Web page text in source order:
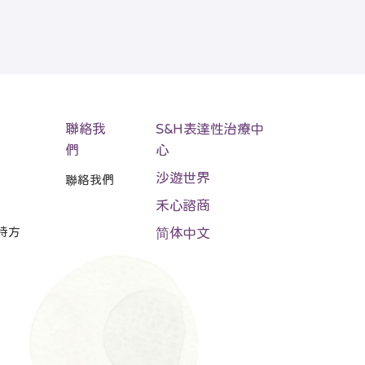
方
聯絡我
們
聯絡我們
S&H表達性治療中
心
沙遊世界
禾心諮商
简体中文